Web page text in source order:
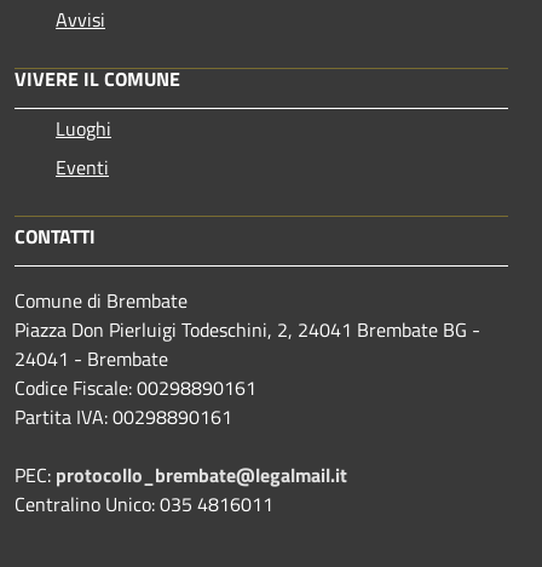
Avvisi
VIVERE IL COMUNE
Luoghi
Eventi
CONTATTI
Comune di Brembate
Piazza Don Pierluigi Todeschini, 2, 24041 Brembate BG -
24041 - Brembate
Codice Fiscale: 00298890161
Partita IVA: 00298890161
PEC: protocollo_brembate@legalmail.it
Centralino Unico: 035 4816011